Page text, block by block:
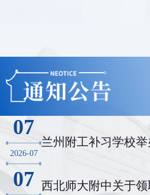
07
2026-07
兰州附工补习学校举
07 西北师大附中关于